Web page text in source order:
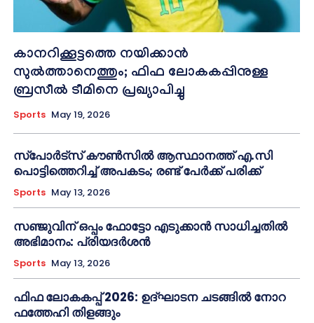
കാനറിക്കൂട്ടത്തെ നയിക്കാന്‍
സുല്‍ത്താനെത്തും; ഫിഫ ലോകകപ്പിനുള്ള
ബ്രസീല്‍ ടീമിനെ പ്രഖ്യാപിച്ചു
Sports May 19, 2026
സ്പോർട്സ് കൗൺസിൽ ആസ്ഥാനത്ത് എ.സി
പൊട്ടിത്തെറിച്ച് അപകടം; രണ്ട് പേർക്ക് പരിക്ക്
Sports May 13, 2026
സഞ്ജുവിന് ഒപ്പം ഫോട്ടോ എടുക്കാൻ സാധിച്ചതിൽ
അഭിമാനം: പ്രിയദർശൻ
Sports May 13, 2026
ഫിഫ ലോകകപ്പ് 2026: ഉദ്ഘാടന ചടങ്ങിൽ നോറ
ഫത്തേഹി തിളങ്ങും